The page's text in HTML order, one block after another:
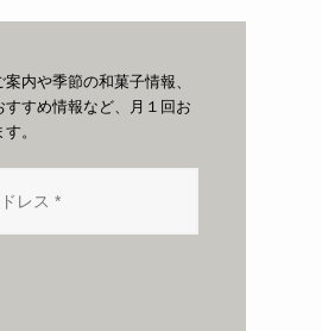
内や季節の和菓子情報、
すすめ情報など、月１回お
。